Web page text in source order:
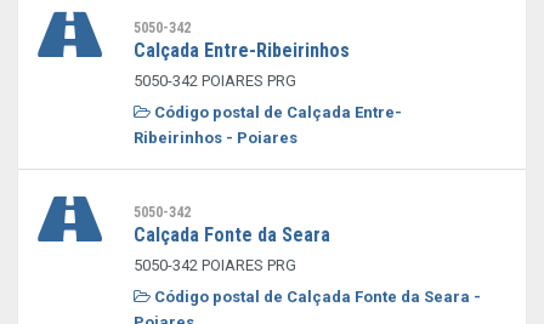
5050-342
Calçada Entre-Ribeirinhos
5050-342 POIARES PRG
Código postal de Calçada Entre-
Ribeirinhos - Poiares
5050-342
Calçada Fonte da Seara
5050-342 POIARES PRG
Código postal de Calçada Fonte da Seara -